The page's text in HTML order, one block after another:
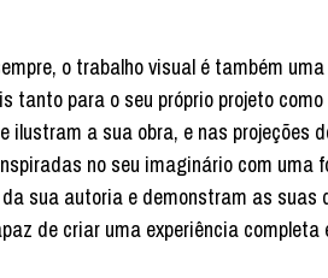
o trabalho visual é também
tanto para o seu próprio projeto
a sua obra, e nas projeções
no seu imaginário com uma
sua autoria e demonstram as
de criar uma experiência completa